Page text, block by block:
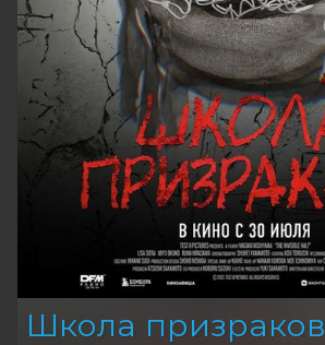
Школа призраков